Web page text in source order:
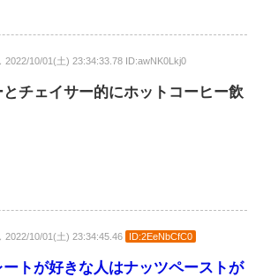
2022/10/01(土) 23:34:33.78 ID:awNK0Lkj0
チェイサー的にホットコーヒー飲
2022/10/01(土) 23:34:45.46 ID:2EeNbCfC0
トが好きな人はナッツペーストが